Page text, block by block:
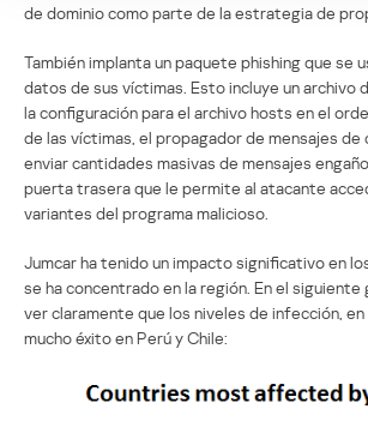
de dominio como parte de la estrategia de
También implanta un paquete phishing que se
datos de sus víctimas. Esto incluye un archivo
la configuración para el archivo hosts en el
de las víctimas, el propagador de mensajes de
enviar cantidades masivas de mensajes
puerta trasera que le permite al atacante
variantes del programa malicioso.
Jumcar ha tenido un impacto significativo en
se ha concentrado en la región. En el
ver claramente que los niveles de infección,
mucho éxito en Perú y Chile: